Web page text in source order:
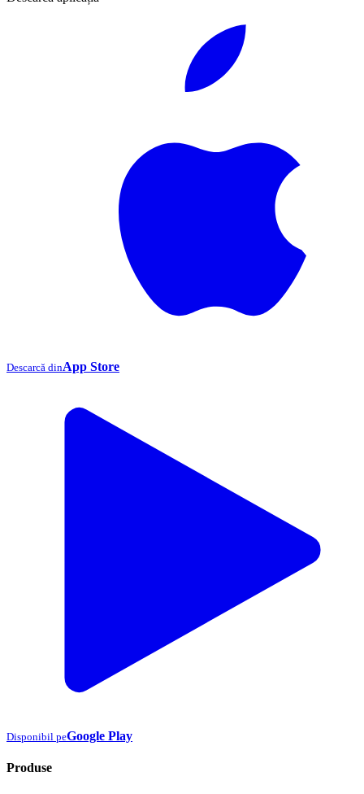
Descarcă dinApp Store
Disponibil peGoogle Play
Produse